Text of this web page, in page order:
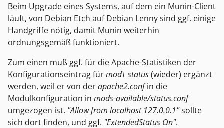
Beim Upgrade eines Systems, auf dem ein Munin-Client
läuft, von Debian Etch auf Debian Lenny sind ggf. einige
Handgriffe nötig, damit Munin weiterhin
ordnungsgemäß funktioniert.
Zum einen muß ggf. für die Apache-Statistiken der
Konfigurationseintrag fürmod\_status(wieder) ergänzt
werden, weil er von derapache2.confin die
Modulkonfiguration in mods-available/status.conf
umgezogen ist. "Allow from localhost 127.0.0.1"sollte
sich dort finden, und ggf. "ExtendedStatus On".